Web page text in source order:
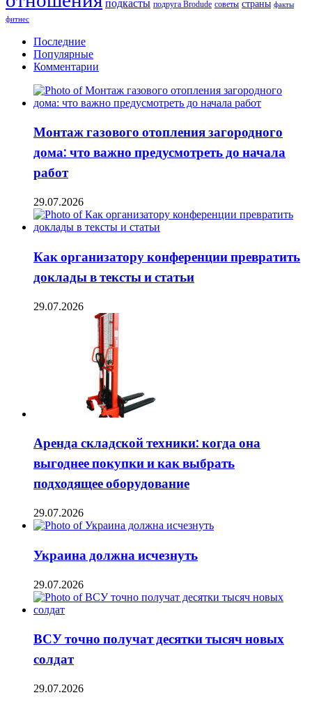
подкасты подруга Brodude советы страны факты
фитнес
Последние
Популярные
Комментарии
Монтаж газового отопления загородного
дома: что важно предусмотреть до начала
работ
29.07.2026
Как организатору конференции превратить
доклады в тексты и статьи
29.07.2026
Аренда складской техники: когда она
выгоднее покупки и как выбрать
подходящее оборудование
29.07.2026
Украина должна исчезнуть
29.07.2026
ВСУ точно получат десятки тысяч новых
солдат
29.07.2026